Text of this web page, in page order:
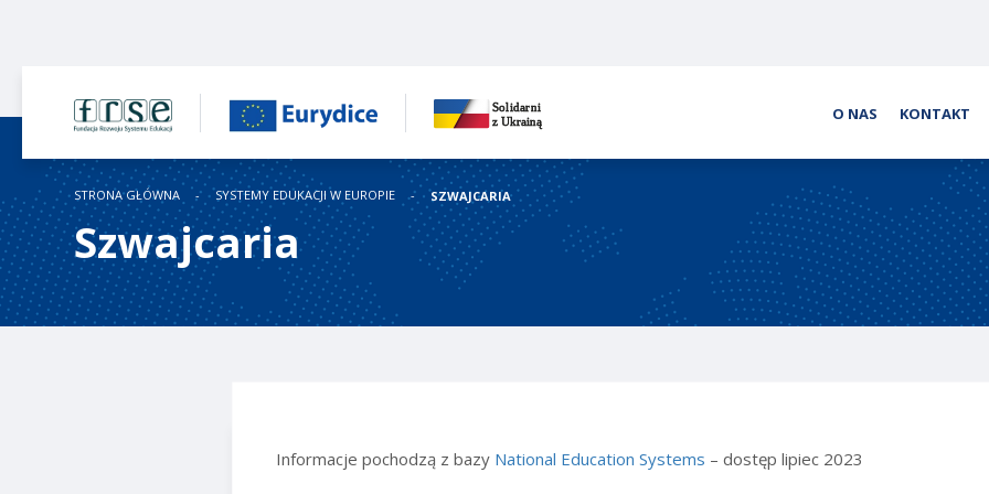
O NAS KONTAKT
STRONA GŁÓWNA SYSTEMY EDUKACJI W EUROPIE SZWAJCARIA
Szwajcaria
Informacje pochodzą z bazy National Education Systems – dostęp lipiec 2023